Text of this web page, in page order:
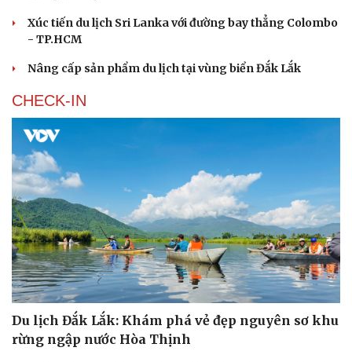
Xúc tiến du lịch Sri Lanka với đường bay thẳng Colombo
- TP.HCM
Nâng cấp sản phẩm du lịch tại vùng biển Đắk Lắk
CHECK-IN
Du lịch Đắk Lắk: Khám phá vẻ đẹp nguyên sơ khu
rừng ngập nước Hòa Thịnh